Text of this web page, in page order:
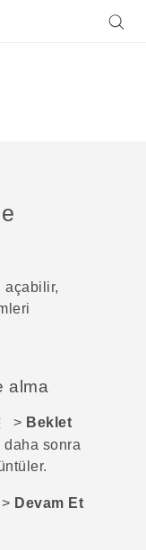
açabilir,
alma
> Beklet
daha sonra
> Devam Et